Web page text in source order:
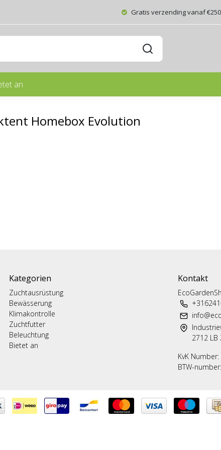
Gratis verzending vanaf
an
Homebox Evolution
Kategorien
Zuchtausrüstung
Bewässerung
Klimakontrolle
Zuchtfutter
Beleuchtung
Bietet an
Kontakt
2712
KvK
BTW-